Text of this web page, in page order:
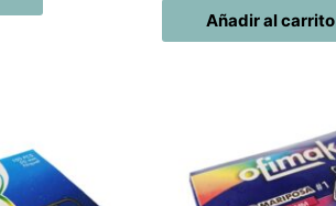
Añadir al carrito